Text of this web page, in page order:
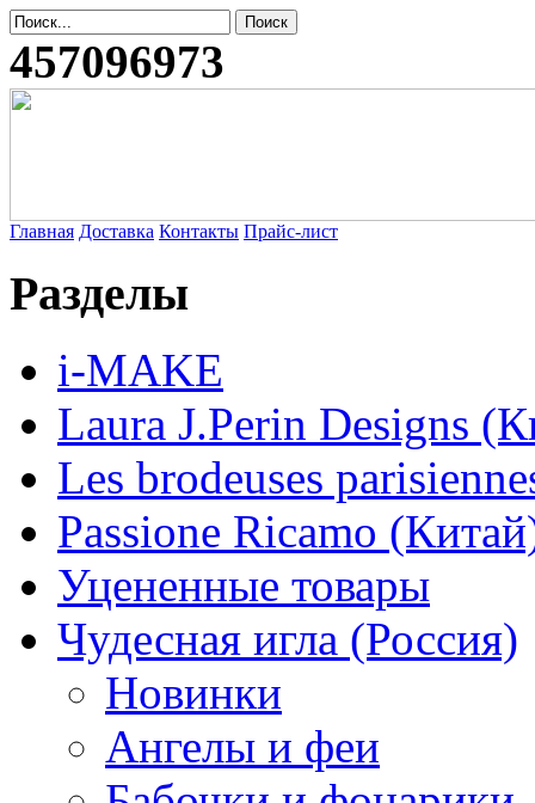
457096973
Главная Доставка Контакты Прайс-лист
Разделы
i-MAKE
Laura J.Perin Designs
Les brodeuses
Passione Ricamo
Уцененные товары
Чудесная игла (Россия)
Новинки
Ангелы и феи